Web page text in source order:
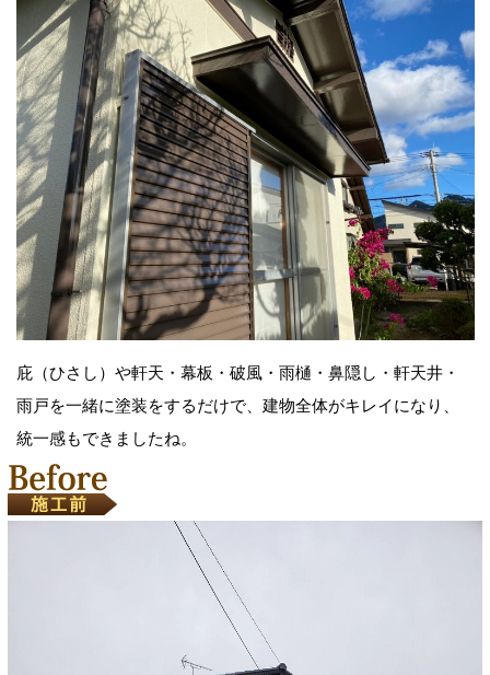
庇（ひさし）や軒天・幕板・破風・雨樋・鼻隠し・軒天井・
雨戸を一緒に塗装をするだけで、建物全体がキレイになり、
統一感もできましたね。